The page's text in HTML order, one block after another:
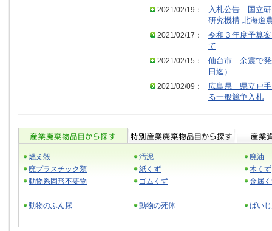
2021/02/19：
入札公告 国立研
研究機構 北海道
2021/02/17：
令和３年度予算
て
2021/02/15：
仙台市 余震で発
日迄）
2021/02/09：
広島県 県立戸手
る一般競争入札
燃え殻 汚泥
廃油
廃プラスチック類
紙くず
木くず
動物系固形不要物
ゴムくず 金属
動物のふん尿 動物の死体 ばい